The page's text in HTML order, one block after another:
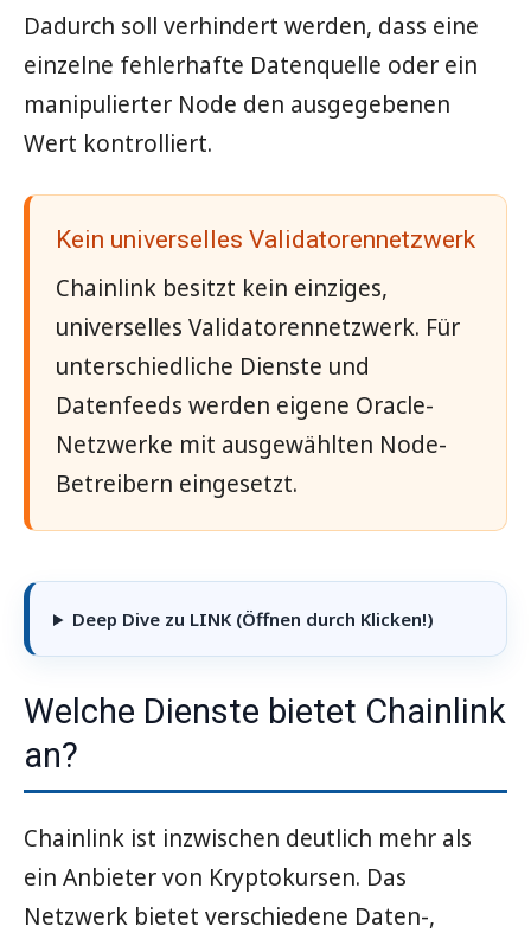
Dadurch soll verhindert werden, dass eine
einzelne fehlerhafte Datenquelle oder ein
manipulierter Node den ausgegebenen
Wert kontrolliert.
Kein universelles Validatorennetzwerk
Chainlink besitzt kein einziges,
universelles Validatorennetzwerk. Für
unterschiedliche Dienste und
Datenfeeds werden eigene Oracle-
Netzwerke mit ausgewählten Node-
Betreibern eingesetzt.
Deep Dive zu LINK (Öffnen durch Klicken!)
Welche Dienste bietet Chainlink
an?
Chainlink ist inzwischen deutlich mehr als
ein Anbieter von Kryptokursen. Das
Netzwerk bietet verschiedene Daten-,